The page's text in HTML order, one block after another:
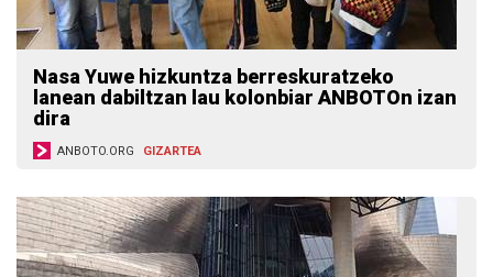
Nasa Yuwe hizkuntza berreskuratzeko
lanean dabiltzan lau kolonbiar ANBOTOn izan
dira
ANBOTO.ORG GIZARTEA